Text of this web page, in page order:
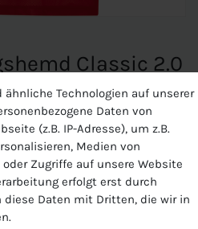
Classic 2.0
Classic 2.0
Polyester
ähnliche Technologien auf unserer
Daten von
(z.B. IP-Adresse), um z.B.
Medien von
Zugriffe auf unsere Website
erfolgt erst durch
diese Daten mit Dritten, die wir in